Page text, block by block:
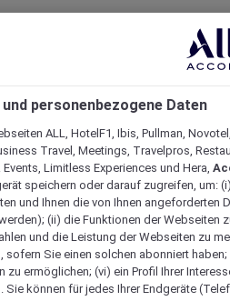
personenbezogene Daten
ALL, HotelF1, Ibis, Pullman,
Travel, Meetings, Travelpros,
Limitless Experiences und Hera,
speichern oder darauf zugreifen, um:
und Ihnen die von Ihnen angeforderten
(ii) die Funktionen der Webseiten
und die Leistung der Webseiten zu
sofern Sie einen solchen abonniert
zu ermöglichen; (vi) ein Profil Ihrer
Sie können für jedes Ihrer Endgeräte